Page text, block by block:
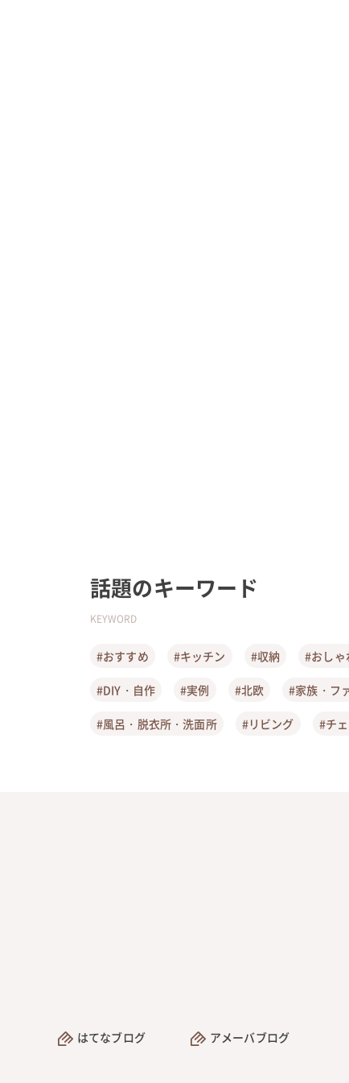
話題のキーワード
KEYWORD
#おすすめ #キッチン #収納 #おしゃ
#DIY・自作 #実例 #北欧 #家族・フ
#風呂・脱衣所・洗面所 #リビング #チ
はてなブログ アメーバブログ